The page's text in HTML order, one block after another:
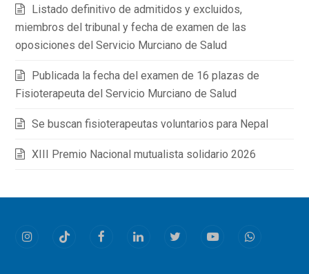
Listado definitivo de admitidos y excluidos,
miembros del tribunal y fecha de examen de las
oposiciones del Servicio Murciano de Salud
Publicada la fecha del examen de 16 plazas de
Fisioterapeuta del Servicio Murciano de Salud
Se buscan fisioterapeutas voluntarios para Nepal
XIII Premio Nacional mutualista solidario 2026
InstagramTiktok FacebookLinkedInTwitterYoutubeWhatsapp